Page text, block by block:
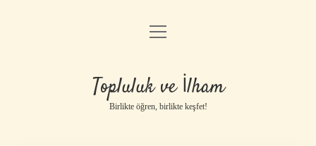
Anasayfa
Gizlilik Politikası
Yasal Uyarı
menüyü
Topluluk ve İlham
Birlikte öğren, birlikte keşfet!